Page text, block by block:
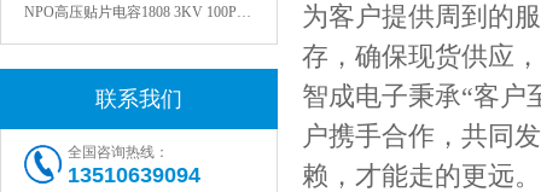
联系我们
全国咨询热线：
13510639094
为客户提供周到的
存，确保现货供应
智成电子秉承“客户
户携手合作，共同
赖，才能走的更远